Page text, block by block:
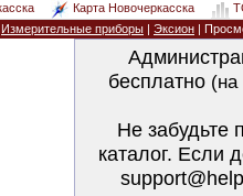
Карта Новочеркасска
Измерительные приборы | Эксион |
бесплатно
Не забудьте
каталог. Если